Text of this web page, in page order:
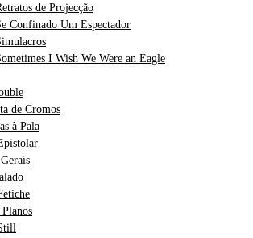
de Projecção
Confinado Um Espectador
I Wish We Were an Eagle
de Cromos
à Pala
Planos